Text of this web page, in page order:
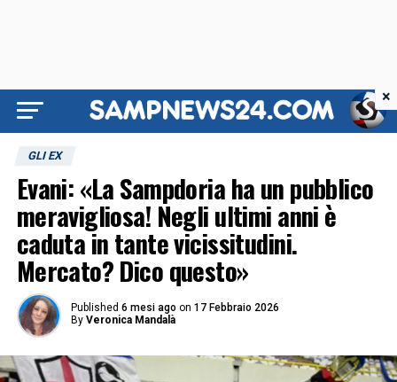
GLI EX
Evani: «La Sampdoria ha un pubblico
meravigliosa! Negli ultimi anni è
caduta in tante vicissitudini.
Mercato? Dico questo»
Published 6 mesi ago on 17 Febbraio 2026
By Veronica Mandalà
×